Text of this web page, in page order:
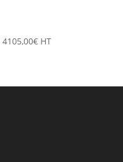
4105,00€ HT